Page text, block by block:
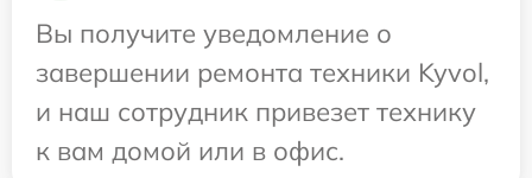
Вы получите уведомление о
завершении ремонта техники Kyvol,
и наш сотрудник привезет технику
к вам домой или в офис.